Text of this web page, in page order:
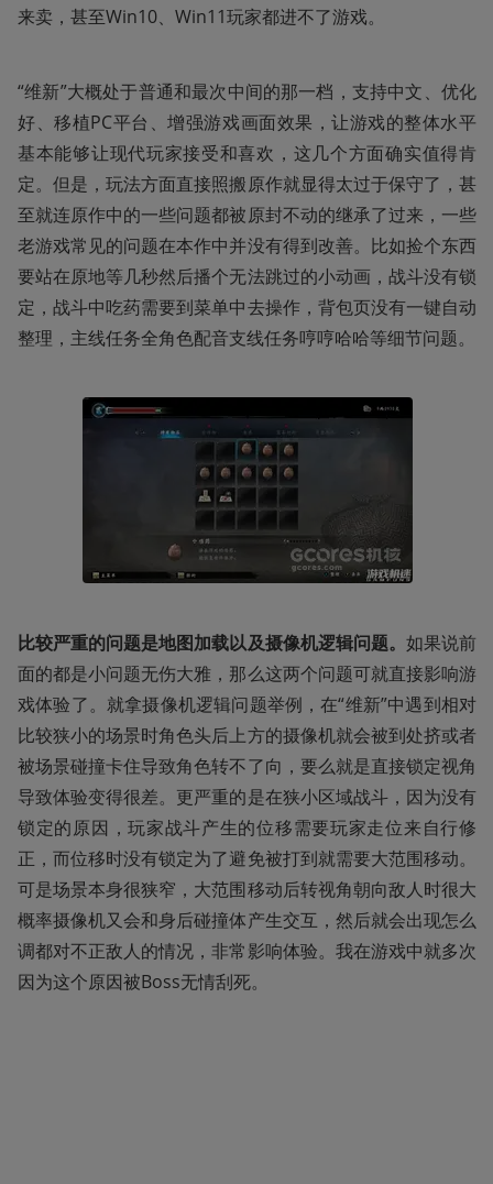
来卖，甚至Win10、Win11玩家都进不了游戏。
“维新”大概处于普通和最次中间的那一档，支持中文、优化
好、移植PC平台、增强游戏画面效果，让游戏的整体水平
基本能够让现代玩家接受和喜欢，这几个方面确实值得肯
定。但是，玩法方面直接照搬原作就显得太过于保守了，甚
至就连原作中的一些问题都被原封不动的继承了过来，一些
老游戏常见的问题在本作中并没有得到改善。比如捡个东西
要站在原地等几秒然后播个无法跳过的小动画，战斗没有锁
定，战斗中吃药需要到菜单中去操作，背包页没有一键自动
整理，主线任务全角色配音支线任务哼哼哈哈等细节问题。
比较严重的问题是地图加载以及摄像机逻辑问题。 如果说前
面的都是小问题无伤大雅，那么这两个问题可就直接影响游
戏体验了。就拿摄像机逻辑问题举例，在“维新”中遇到相对
比较狭小的场景时角色头后上方的摄像机就会被到处挤或者
被场景碰撞卡住导致角色转不了向，要么就是直接锁定视角
导致体验变得很差。更严重的是在狭小区域战斗，因为没有
锁定的原因，玩家战斗产生的位移需要玩家走位来自行修
正，而位移时没有锁定为了避免被打到就需要大范围移动。
可是场景本身很狭窄，大范围移动后转视角朝向敌人时很大
概率摄像机又会和身后碰撞体产生交互，然后就会出现怎么
调都对不正敌人的情况，非常影响体验。我在游戏中就多次
因为这个原因被Boss无情刮死。